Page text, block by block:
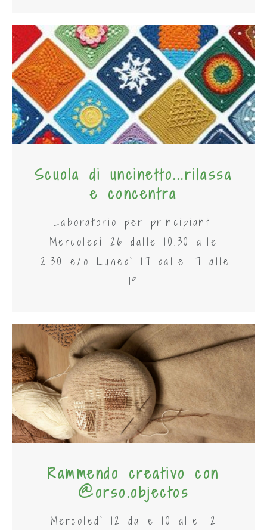
Scuola di uncinetto...rilassa
e concentra
Laboratorio per principianti
Mercoledì 26 dalle 10.30 alle
12.30 e/o Lunedì 17 dalle 17 alle
19
Rammendo creativo con
@orso.objectos
Mercoledì 12 dalle 10 alle 12